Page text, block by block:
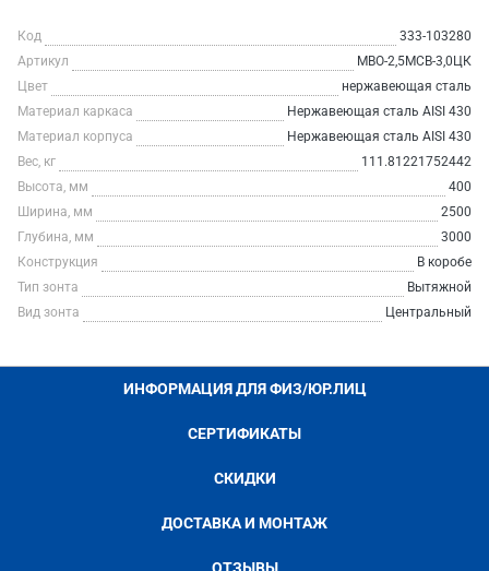
Код
333-103280
Артикул
МВО-2,5МСВ-3,0ЦК
Цвет
нержавеющая сталь
Материал каркаса
Нержавеющая сталь AISI 430
Материал корпуса
Нержавеющая сталь AISI 430
Вес, кг
111.81221752442
Высота, мм
400
Ширина, мм
2500
Глубина, мм
3000
Конструкция
В коробе
Тип зонта
Вытяжной
Вид зонта
Центральный
ИНФОРМАЦИЯ ДЛЯ ФИЗ/ЮР.ЛИЦ
СЕРТИФИКАТЫ
СКИДКИ
ДОСТАВКА И МОНТАЖ